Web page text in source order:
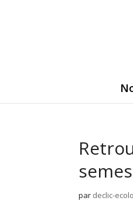
par declic-